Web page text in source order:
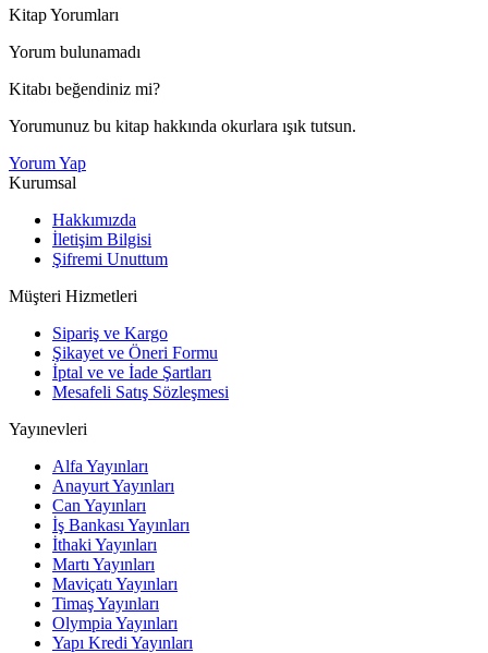
Kitap Yorumları
Yorum bulunamadı
Kitabı beğendiniz mi?
Yorumunuz bu kitap hakkında okurlara ışık tutsun.
Yorum Yap
Kurumsal
Hakkımızda
İletişim Bilgisi
Şifremi Unuttum
Müşteri Hizmetleri
Sipariş ve Kargo
Şikayet ve Öneri Formu
İptal ve ve İade Şartları
Mesafeli Satış Sözleşmesi
Yayınevleri
Alfa Yayınları
Anayurt Yayınları
Can Yayınları
İş Bankası Yayınları
İthaki Yayınları
Martı Yayınları
Maviçatı Yayınları
Timaş Yayınları
Olympia Yayınları
Yapı Kredi Yayınları